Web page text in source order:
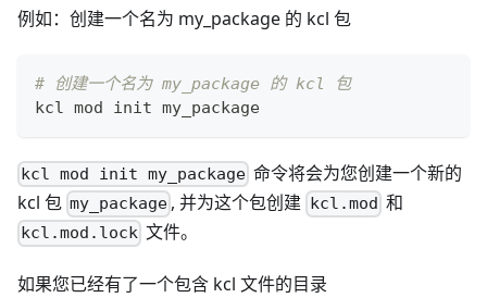
例如：创建一个名为 my_package 的 kcl 包
# 创建一个名为 my_package 的 kcl 包
kcl mod init my_package
kcl mod init my_package 命令将会为您创建一个新的
kcl 包 my_package , 并为这个包创建 kcl.mod 和
kcl.mod.lock 文件。
如果您已经有了一个包含 kcl 文件的目录